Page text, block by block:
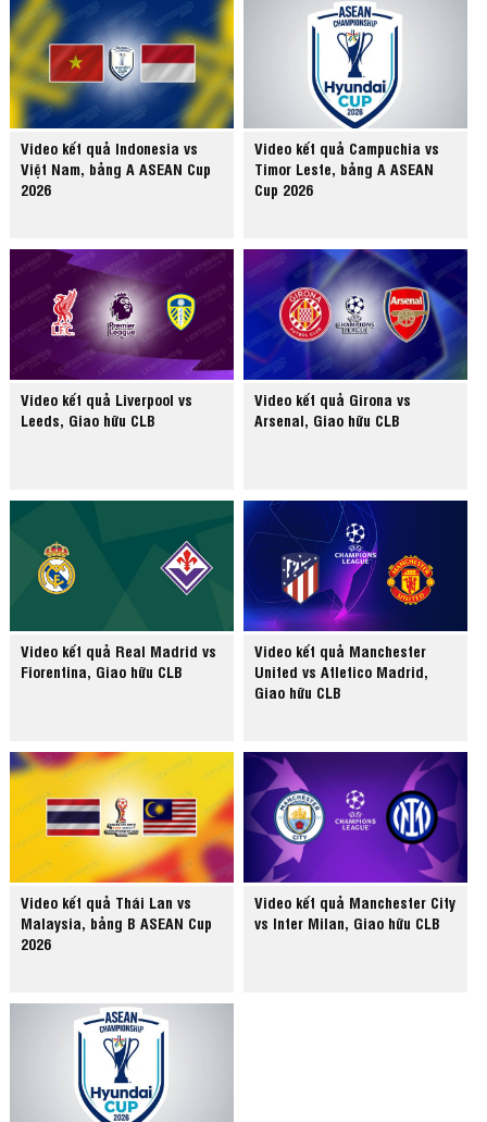
Video kết quả Indonesia vs
Việt Nam, bảng A ASEAN Cup
2026
Video kết quả Campuchia vs
Timor Leste, bảng A ASEAN
Cup 2026
Video kết quả Liverpool vs
Leeds, Giao hữu CLB
Video kết quả Girona vs
Arsenal, Giao hữu CLB
Video kết quả Real Madrid vs
Fiorentina, Giao hữu CLB
Video kết quả Manchester
United vs Atletico Madrid,
Giao hữu CLB
Video kết quả Thái Lan vs
Malaysia, bảng B ASEAN Cup
2026
Video kết quả Manchester City
vs Inter Milan, Giao hữu CLB